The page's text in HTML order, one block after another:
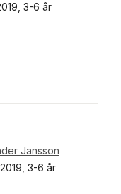
3-6 år
antal röster:
Jansson
2019 3-6 år